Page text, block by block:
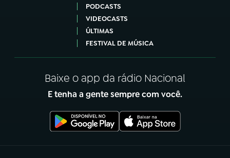
PODCASTS
VIDEOCASTS
ÚLTIMAS
FESTIVAL DE MÚSICA
Baixe o app da rádio Nacional
E tenha a gente sempre com você.